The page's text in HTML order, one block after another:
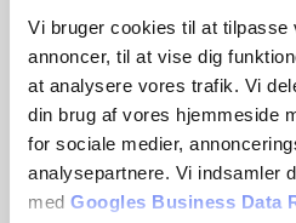
Vi bruger cookies til at tilpasse
annoncer, til at vise dig
at analysere vores trafik. Vi
din brug af vores hjemmeside
for sociale medier,
analysepartnere. Vi indsamler
med Googles Business Data